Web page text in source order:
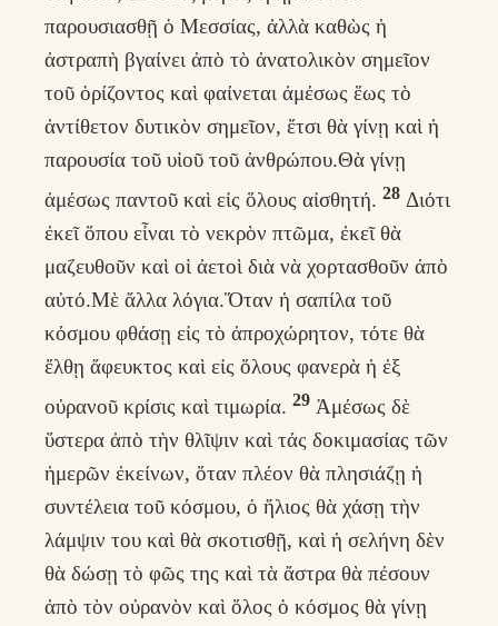
παρουσιασθῇ ὁ Μεσσίας, ἀλλὰ καθὼς ἡ
ἀστραπὴ βγαίνει ἀπὸ τὸ ἀνατολικὸν σημεῖον
τοῦ ὁρίζοντος καὶ φαίνεται ἀμέσως ἕως τὸ
ἀντίθετον δυτικὸν σημεῖον, ἔτσι θὰ γίνῃ καὶ ἡ
παρουσία τοῦ υἱοῦ τοῦ ἀνθρώπου.Θὰ γίνῃ
ἀμέσως παντοῦ καὶ εἰς ὅλους αἰσθητή. 28 Διότι
ἐκεῖ ὅπου εἶναι τὸ νεκρὸν πτῶμα, ἐκεῖ θὰ
μαζευθοῦν καὶ οἱ ἀετοὶ διὰ νὰ χορτασθοῦν ἀπὸ
αὐτό.Μὲ ἄλλα λόγια.Ὅταν ἡ σαπίλα τοῦ
κόσμου φθάσῃ εἰς τὸ ἀπροχώρητον, τότε θὰ
ἔλθῃ ἄφευκτος καὶ εἰς ὅλους φανερὰ ἡ ἐξ
οὐρανοῦ κρίσις καὶ τιμωρία. 29 Ἀμέσως δὲ
ὕστερα ἀπὸ τὴν θλῖψιν καὶ τάς δοκιμασίας τῶν
ἡμερῶν ἐκείνων, ὅταν πλέον θὰ πλησιάζῃ ἡ
συντέλεια τοῦ κόσμου, ὁ ἥλιος θὰ χάσῃ τὴν
λάμψιν του καὶ θὰ σκοτισθῇ, καὶ ἡ σελήνη δὲν
θὰ δώσῃ τὸ φῶς της καὶ τὰ ἄστρα θὰ πέσουν
ἀπὸ τὸν οὐρανὸν καὶ ὅλος ὁ κόσμος θὰ γίνῃ